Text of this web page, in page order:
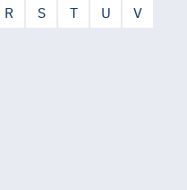
R S T U
V